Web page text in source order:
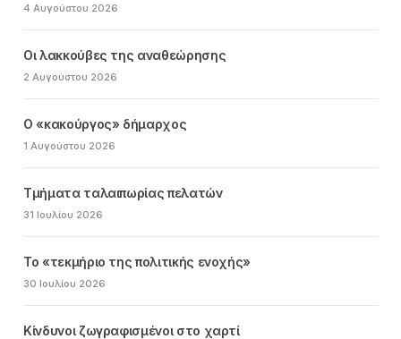
4 Αυγούστου 2026
Οι λακκούβες της αναθεώρησης
2 Αυγούστου 2026
Ο «κακούργος» δήμαρχος
1 Αυγούστου 2026
Τμήματα ταλαιπωρίας πελατών
31 Ιουλίου 2026
Το «τεκμήριο της πολιτικής ενοχής»
30 Ιουλίου 2026
Κίνδυνοι ζωγραφισμένοι στο χαρτί